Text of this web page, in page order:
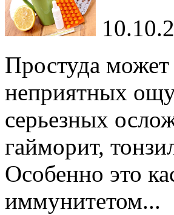
Простуда может
неприятных
серьезных
гайморит,
Особенно это
иммунитетом...